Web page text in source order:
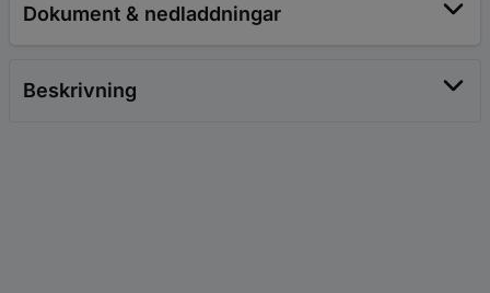
Dokument & nedladdningar
Beskrivning